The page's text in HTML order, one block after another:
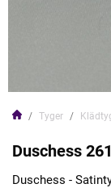
Tyger
Duschess 261
Duschess -